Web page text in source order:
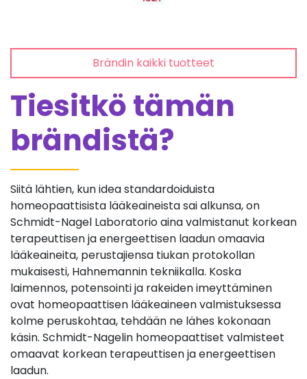
Brändin kaikki tuotteet
Tiesitkö tämän
brändistä?
Siitä lähtien, kun idea standardoiduista
homeopaattisista lääkeaineista sai alkunsa, on
Schmidt-Nagel Laboratorio aina valmistanut korkean
terapeuttisen ja energeettisen laadun omaavia
lääkeaineita, perustajiensa tiukan protokollan
mukaisesti, Hahnemannin tekniikalla. Koska
laimennos, potensointi ja rakeiden imeyttäminen
ovat homeopaattisen lääkeaineen valmistuksessa
kolme peruskohtaa, tehdään ne lähes kokonaan
käsin. Schmidt-Nagelin homeopaattiset valmisteet
omaavat korkean terapeuttisen ja energeettisen
laadun.